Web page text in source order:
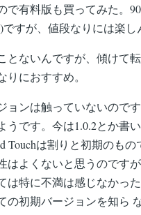
有料版も買ってみた。
すが、値段なりには楽
とないんですが、傾けて
におすすめ。
ョンは触っていないので
うです。今は1.0.2とか書
Touchは割りと初期のもの
はよくないと思うのです
は特に不満は感じなかっ
の初期バージョンを知ら